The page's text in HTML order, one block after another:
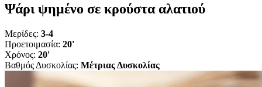
Ψάρι ψημένο σε κρούστα αλατιού
Μερίδες: 3-4
Προετοιμασία: 20'
Χρόνος: 20'
Βαθμός Δυσκολίας: Μέτριας Δυσκολίας